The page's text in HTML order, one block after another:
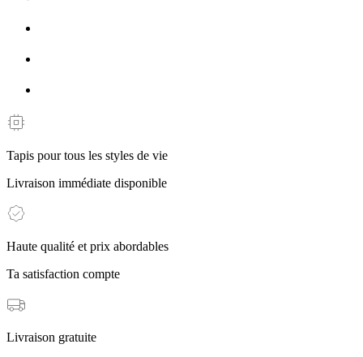
Tapis pour tous les styles de vie
Livraison immédiate disponible
Haute qualité et prix abordables
Ta satisfaction compte
Livraison gratuite